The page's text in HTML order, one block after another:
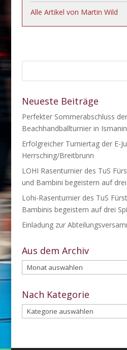
Alle Artikel von Martin Wild
Neueste Beiträge
Perfekter Sommerabschluss
Beachhandballturnier in
Erfolgreicher Turniertag der E-
Herrsching/Breitbrunn
LOHI Rasenturnier des TuS
und Bambini begeistern auf
Lohi-Rasenturnier des TuS
Bambinis begeistern auf drei
Einladung zur
Aus dem Archiv
Aus
dem
Archiv
Nach Kategorie
Nach
Kategorie